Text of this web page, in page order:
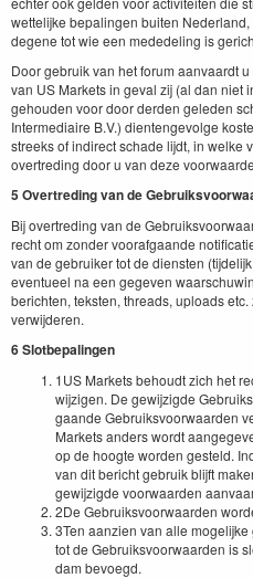
wet­telijke bepalin­gen buiten
degene tot wie een med­edel­ing is
Door gebruik van het forum aan­vaardt
van US Mar­kets in geval zij (al dan niet
gehouden voor door der­den gele­den
Inter­me­di­aire B.V.) dien­tengevolge
streeks of indi­rect schade lijdt, in welke
overtred­ing door u van deze
5Overtred­ing van de
Bij overtred­ing van de
recht om zon­der vooraf­gaande
van de gebruik­er tot de dien­sten
eventueel na een gegeven
bericht­en, tek­sten, threads, uploads
verwijderen.
6Slot­bepalin­gen
1US Mar­kets behoudt zich het
wijzi­gen. De gewi­jzigde
gaande Gebruiksvoor­waar­den
Mar­kets anders wordt
op de hoogte wor­den gesteld.
van dit bericht gebruik bli­jft
gewi­jzigde voor­waar­den
2De Gebruiksvoor­waar­den
3Ten aanzien van alle
tot de Gebruiksvoor­waar­den is
dam bevoegd.